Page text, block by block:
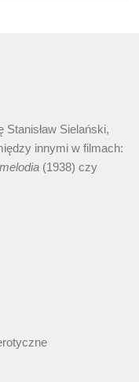
Stanisław Sielański,
innymi w filmach:
(1938) czy